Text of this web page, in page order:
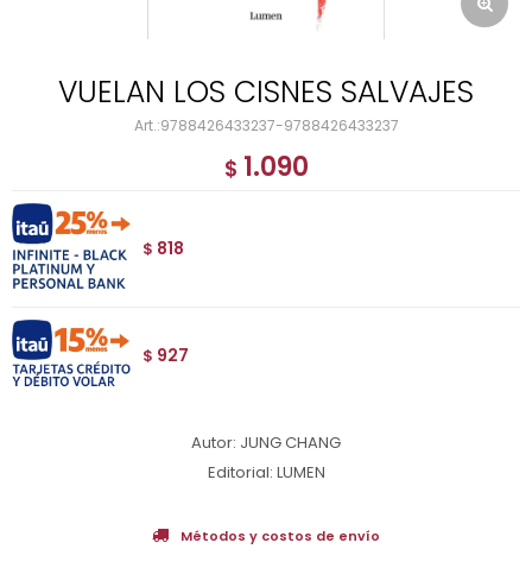
VUELAN LOS CISNES SALVAJES
9788426433237-9788426433237
$ 1.090
$ 818
$ 927
Autor: JUNG CHANG
Editorial: LUMEN
Métodos y costos de envío